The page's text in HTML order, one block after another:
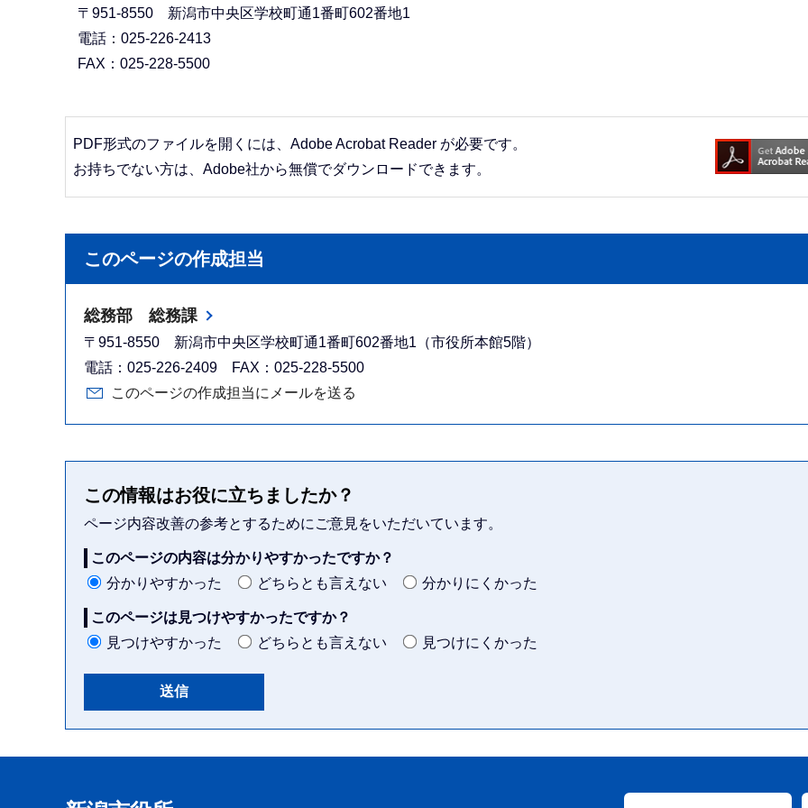
〒951-8550 新潟市中央区学校町通1番町602番地1
電話：025-226-2413
FAX：025-228-5500
PDF形式のファイルを開くには、Adobe Acrobat Reader が必要です。
お持ちでない方は、Adobe社から無償でダウンロードできます。
このページの作成担当
総務部 総務課
〒951-8550 新潟市中央区学校町通1番町602番地1（市役所本館5階）
電話：025-226-2409 FAX：025-228-5500
このページの作成担当にメールを送る
この情報はお役に立ちましたか？
ページ内容改善の参考とするためにご意見をいただいています。
このページの内容は分かりやすかったですか？
分かりやすかった
どちらとも言えない 分かりにくかった
このページは見つけやすかったですか？
見つけやすかった
どちらとも言えない 見つけにくかった